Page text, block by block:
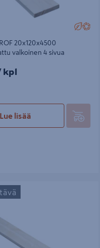
20x120x4500
valkoinen 4 sivua
kpl
Lue lisää
HS PM ympäri